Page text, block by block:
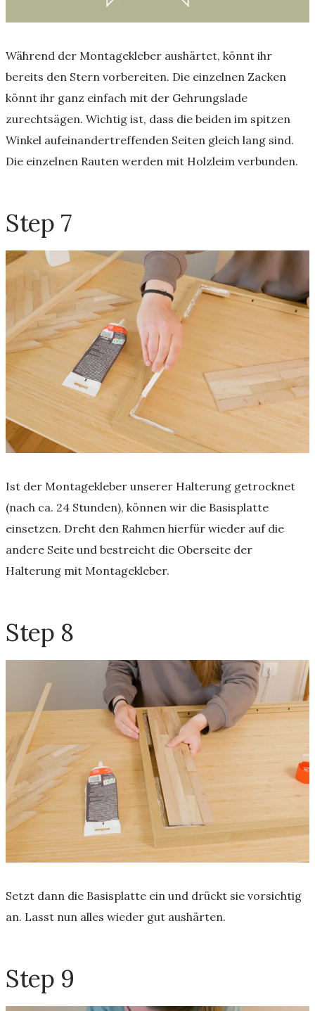
Während der Montagekleber aushärtet, könnt ihr
bereits den Stern vorbereiten. Die einzelnen Zacken
könnt ihr ganz einfach mit der Gehrungslade
zurechtsägen. Wichtig ist, dass die beiden im spitzen
Winkel aufeinandertreffenden Seiten gleich lang sind.
Die einzelnen Rauten werden mit Holzleim verbunden.
Step 7
Ist der Montagekleber unserer Halterung getrocknet
(nach ca. 24 Stunden), können wir die Basisplatte
einsetzen. Dreht den Rahmen hierfür wieder auf die
andere Seite und bestreicht die Oberseite der
Halterung mit Montagekleber.
Step 8
Setzt dann die Basisplatte ein und drückt sie vorsichtig
an. Lasst nun alles wieder gut aushärten.
Step 9